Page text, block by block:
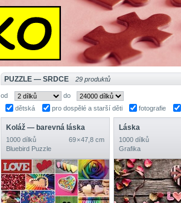
PUZZLE — SRDCE 29 produktů
od do
dětská
pro dospělé a starší děti fotografie
Koláž — barevná láska
1000 dílků
69 × 47,8 cm
Bluebird Puzzle
Láska
1000 dílků
Grafika